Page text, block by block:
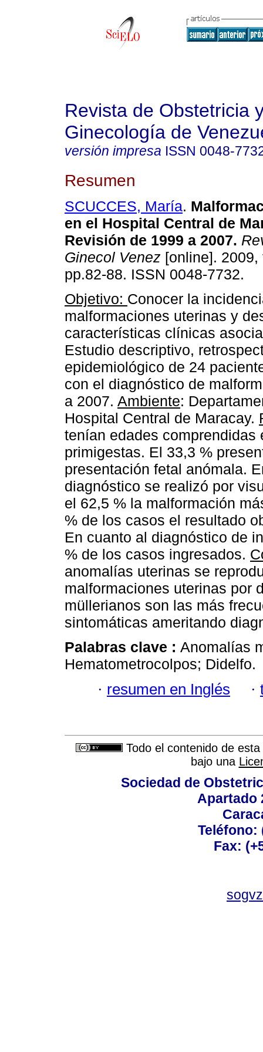
Revista de Obstetricia
Ginecología de
versión impresa ISSN 0048-
Resumen
SCUCCES, María.
en el Hospital Central de
Revisión de 1999 a 2007.
Ginecol Venez [online].
pp.82-88. ISSN 0048-7732.
Objetivo: Conocer la
malformaciones uterinas y
características clínicas
Estudio descriptivo,
epidemiológico de 24
con el diagnóstico de
a 2007. Ambiente:
Hospital Central de Maracay.
tenían edades comprendidas
primigestas. El 33,3 %
presentación fetal anómala.
diagnóstico se realizó por
el 62,5 % la malformación
% de los casos el resultado
En cuanto al diagnóstico de
% de los casos ingresados.
anomalías uterinas se
malformaciones uterinas por
müllerianos son las más
sintomáticas ameritando
Palabras clave : Anomalías
Hematometrocolpos; Didelfo.
· resumen en Inglés ·
Todo el contenido de
bajo una
Sociedad de
Apartado
Teléfono:
Fax: